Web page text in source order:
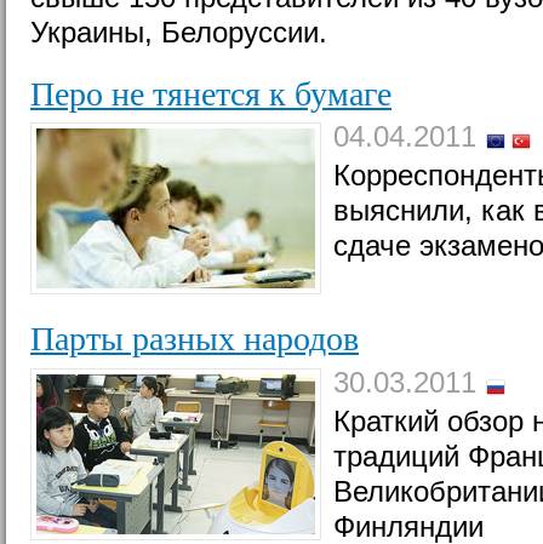
Украины, Белоруссии.
Перо не тянется к бумаге
04.04.2011
выяснили, как
сдаче
Парты разных народов
30.03.2011
Краткий
традиций
Финляндии